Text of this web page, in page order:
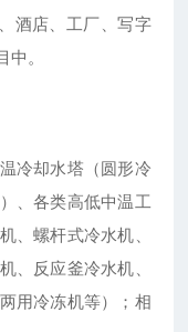
酒店、工厂、写字
。
却水塔（圆形冷
、各类高低中温工
、螺杆式冷水机、
、反应釜冷水机、
用冷冻机等）；相